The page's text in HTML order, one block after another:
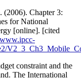
(2006). Chapter 3:
for National
[online]. [cited
constraint and the
The International